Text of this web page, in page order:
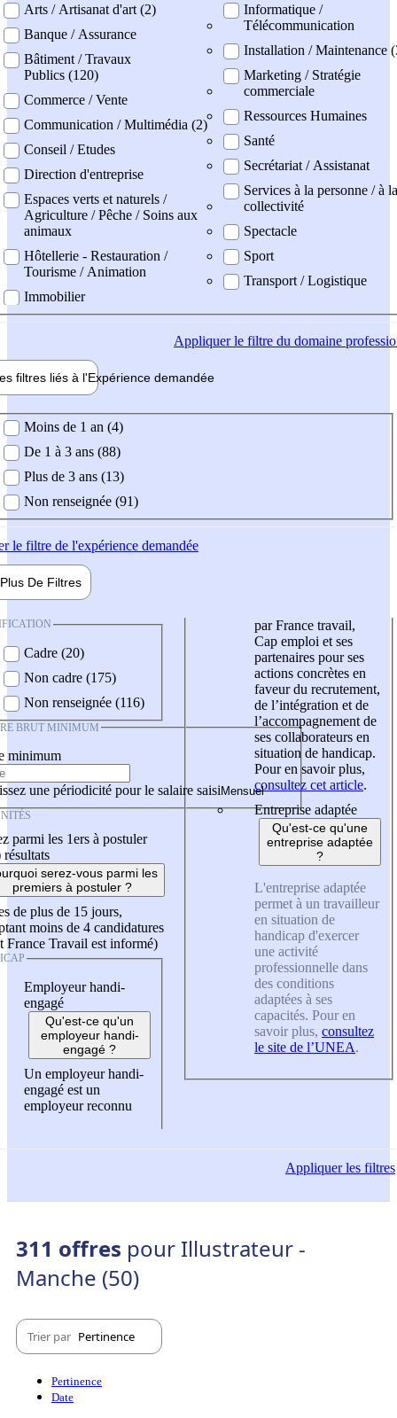
Arts / Artisanat d'art (2)
Banque / Assurance
Bâtiment / Travaux
Publics (120)
Commerce / Vente
Communication / Multimédia (2)
Conseil / Etudes
Direction d'entreprise
Espaces verts et naturels /
Agriculture / Pêche / Soins aux
animaux
Hôtellerie - Restauration /
Tourisme / Animation
Immobilier
Informatique /
Télécommunication
Installation / Maintenance
Marketing / Stratégie
commerciale
Ressources Humaines
Santé
Secrétariat / Assistanat
Services à la personne / à la
collectivité
Spectacle
Sport
Transport / Logistique
Appliquerle filtre du domaine
filtres liés à l'Expérience demandée
demandée
Moins de 1 an (4)
De 1 à 3 ans (88)
Plus de 3 ans (13)
Non renseignée (91)
le filtre de l'expérience demandée
Plus De Filtres
Cadre (20)
Non cadre (175)
Non renseignée (116)
BRUT MINIMUM
minimum
une périodicité pour le salaire saisi
parmi les 1ers à postuler
résultats
serez-vous parmi les
premiers à postuler ?
de plus de 15 jours,
moins de 4 candidatures
France Travail est informé)
Employeur handi-
engagé
Qu'est-ce qu'un
employeur handi-
engagé ?
Un employeur handi-
engagé est un
employeur reconnu
par France travail,
Cap emploi et ses
partenaires pour ses
actions concrètes en
faveur du recrutement,
de l’intégration et de
l’accompagnement de
ses collaborateurs en
situation de handicap.
Pour en savoir plus,
consultez cet article.
Entreprise adaptée
Qu'est-ce qu'une
entreprise adaptée
?
L'entreprise adaptée
permet à un travailleur
en situation de
handicap d'exercer
une activité
professionnelle dans
des conditions
adaptées à ses
capacités. Pour en
savoir plus, consultez
le site de l’UNEA.
Appliquerles filtres
311 offres pour Illustrateur -
Manche (50)
Trier par Pertinence
Pertinence
Date